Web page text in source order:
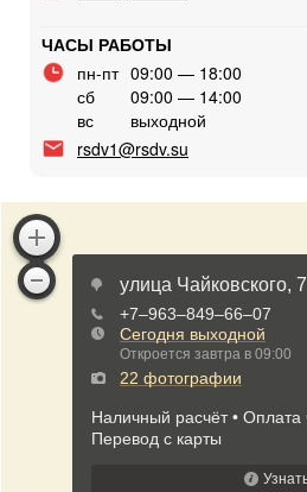
ЧАСЫ РАБОТЫ
пн-пт 09:00 — 18:00
сб
09:00 — 14:00
вс
выходной
rsdv1@rsdv.su